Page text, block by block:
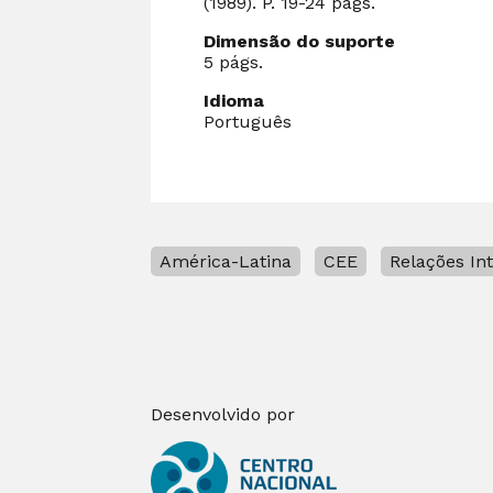
Dimensão do suporte
5 págs.
Idioma
Português
América-Latina CEE Relações
Desenvolvido por